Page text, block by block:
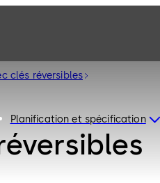
Planification et spécification
clés réversibles